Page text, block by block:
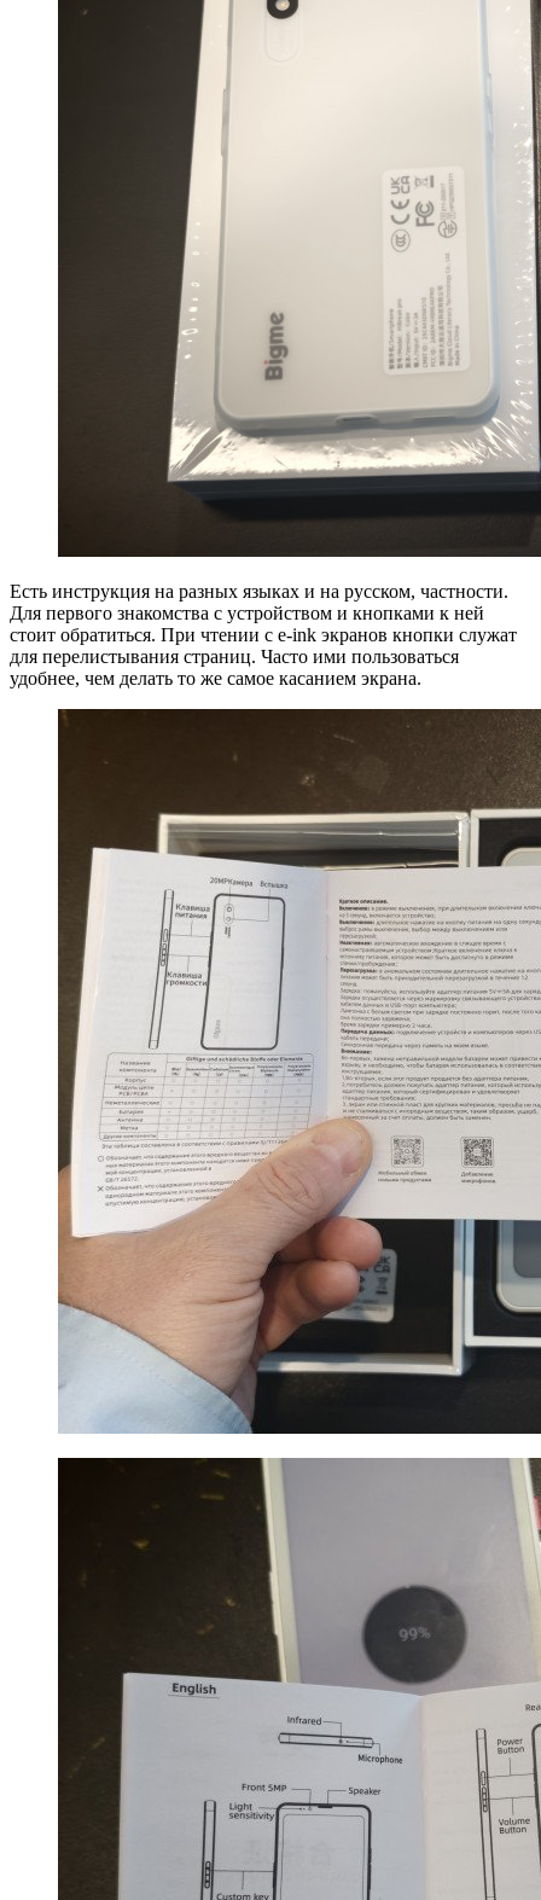
Есть инструкция на разных языках и на русском, частности.
Для первого знакомства с устройством и кнопками к ней
стоит обратиться. При чтении с e-ink экранов кнопки служат
для перелистывания страниц. Часто ими пользоваться
удобнее, чем делать то же самое касанием экрана.